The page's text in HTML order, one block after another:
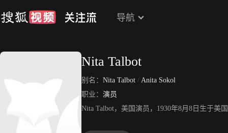
导航
Nita Talbot
别名： Nita Talbot / Anita Sokol
职业： 演员
Nita Talbot，美国演员，1930年8月8日生于